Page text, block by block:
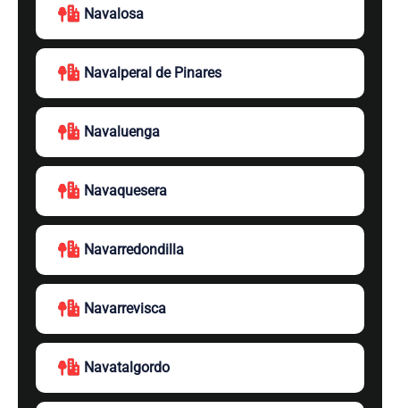
Navalosa
Navalperal de Pinares
Navaluenga
Navaquesera
Navarredondilla
Navarrevisca
Navatalgordo